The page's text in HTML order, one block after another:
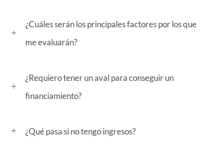
¿Cuáles serán los principales factores por los que
me evaluarán?
¿Requiero tener un aval para conseguir un
financiamiento?
¿Qué pasa si no tengo ingresos?